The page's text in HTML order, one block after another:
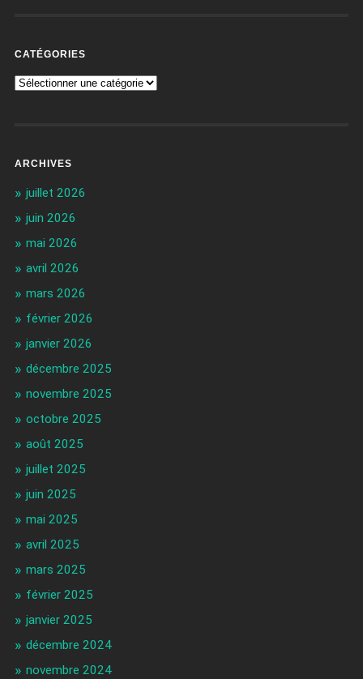
CATÉGORIES
ARCHIVES
juillet 2026
juin 2026
mai 2026
avril 2026
mars 2026
février 2026
janvier 2026
décembre 2025
novembre 2025
octobre 2025
août 2025
juillet 2025
juin 2025
mai 2025
avril 2025
mars 2025
février 2025
janvier 2025
décembre 2024
novembre 2024